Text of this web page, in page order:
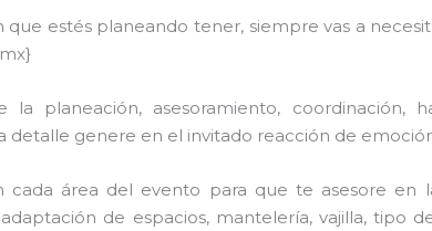
estés planeando tener, siempre vas a
planeación, asesoramiento, coordinación,
detalle genere en el invitado reacción de
cada área del evento para que te asesore
de espacios, mantelería, vajilla, tipo